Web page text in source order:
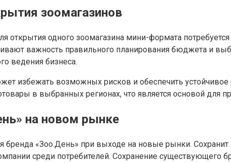
зоомагазинов
открытия одного зоомагазина мини-формата
важность правильного планирования бюджета и
ведения бизнеса.
избежать возможных рисков и обеспечить
в выбранных регионах, что является основой для
на новом рынке
бренда «Зоо.День» при выходе на новые рынки.
среди потребителей. Сохранение